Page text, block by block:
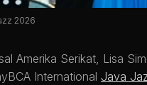
2026
Amerika Serikat, Lisa
International Java